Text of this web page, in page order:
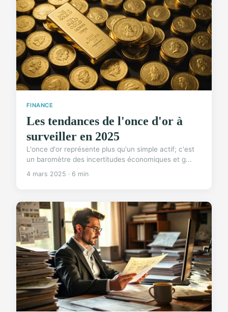
FINANCE
Les tendances de l'once d'or à
surveiller en 2025
L'once d'or représente plus qu'un simple actif; c'est
un baromètre des incertitudes économiques et g...
4 mars 2025 · 6 min